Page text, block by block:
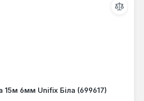
15м 6мм Unifix Біла (699617)